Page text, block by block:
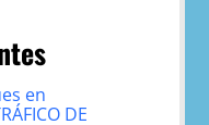
en
DE